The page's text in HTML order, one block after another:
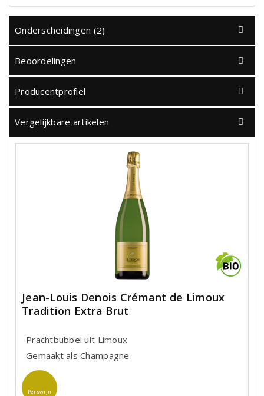
Onderscheidingen (2)
Beoordelingen
Producentprofiel
Vergelijkbare artikelen
Jean-Louis Denois Crémant de Limoux
Tradition Extra Brut
Prachtbubbel uit Limoux
Gemaakt als Champagne
Perswijn